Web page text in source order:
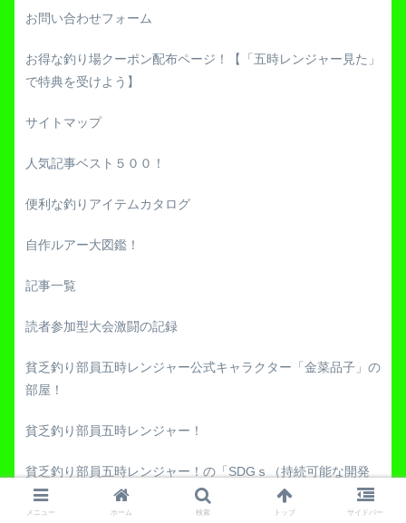
お問い合わせフォーム
お得な釣り場クーポン配布ページ！【「五時レンジャー見た」
で特典を受けよう】
サイトマップ
人気記事ベスト５００！
便利な釣りアイテムカタログ
自作ルアー大図鑑！
記事一覧
読者参加型大会激闘の記録
貧乏釣り部員五時レンジャー公式キャラクター「金菜品子」の
部屋！
貧乏釣り部員五時レンジャー！
貧乏釣り部員五時レンジャー！の「SDGｓ（持続可能な開発
目標）」への取り組み
メニュー ホーム 検索 トップ サイドバー